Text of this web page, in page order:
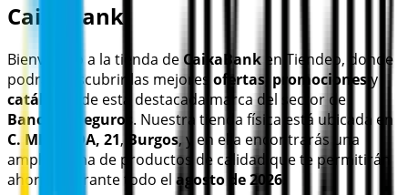
CaixaBank
Bienvenido a la tienda de CaixaBank en Tiendeo, donde
podrás descubrir las mejores ofertas promociones y
catálogos
de esta destacada marca del sector de
Bancos y Seguros. Nuestra tienda física está ubicada en
C. MIRANDA, 21, Burgos, y en ella encontrarás una
amplia gama de productos de calidad que te permitirán
ahorrar durante todo el agosto de 2026